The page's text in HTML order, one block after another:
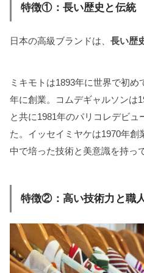
特徴①：長い歴史と伝統
日本の高級ブランドは、 長い歴
ミキモトは1893年に世界で初
年に創業。コムデギャルソンは
と共に1981年のパリコレデビュ
た。イッセイミヤケは1970年
中で培った技術と美意識を持っ
特徴②：高い技術力と職